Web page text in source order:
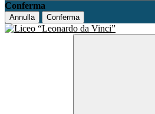
Conferma
Annulla Conferma